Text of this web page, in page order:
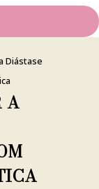
Diástase
A